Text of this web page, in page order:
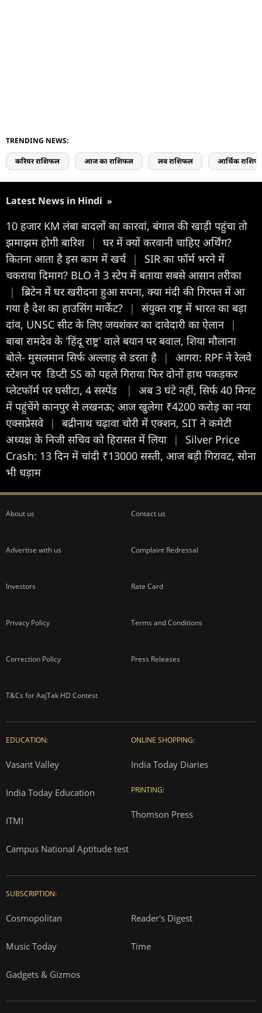
TRENDING NEWS:
करियर राशिफल आज का राशिफल लव राशिफल आर्थिक
Latest News in Hindi »
10 हजार KM लंबा बादलों का कारवां, बंगाल की खाड़ी पहुंचा तो
झमाझम होगी बारिश |
घर में क्यों करवानी चाहिए अर्थिंग?
कितना आता है इस काम में खर्च |
SIR का फॉर्म भरने में
चकराया दिमाग? BLO ने 3 स्टेप में बताया सबसे आसान तरीका
|
ब्रिटेन में घर खरीदना हुआ सपना, क्या मंदी की गिरफ्त में आ
गया है देश का हाउसिंग मार्केट?
|
संयुक्त राष्ट्र में भारत का बड़ा
दांव, UNSC सीट के लिए जयशंकर का दावेदारी का ऐलान |
बाबा रामदेव के 'हिंदू राष्ट्र' वाले बयान पर बवाल, शिया मौलाना
बोले- मुसलमान सिर्फ अल्लाह से डरता है
|
आगरा: RPF ने रेलवे
स्टेशन पर डिप्टी SS को पहले गिराया फिर दोनों हाथ पकड़कर
प्लेटफॉर्म पर घसीटा, 4 सस्पेंड
|
अब 3 घंटे नहीं, सिर्फ 40 मिनट
में पहुंचेंगे कानपुर से लखनऊ; आज खुलेगा ₹4200 करोड़ का नया
एक्सप्रेसवे |
बद्रीनाथ चढ़ावा चोरी में एक्शन, SIT ने कमेटी
अध्यक्ष के निजी सचिव को हिरासत में लिया
|
Silver Price
Crash: 13 दिन में चांदी ₹13000 सस्ती, आज बड़ी गिरावट, सोना
भी धड़ाम
About us Contact us
Advertise with us Complaint Redressal
Investors Rate Card
Privacy Policy Terms and Conditions
Correction Policy Press Releases
T&Cs for AajTak HD Contest
EDUCATION:
Vasant Valley
India Today Education
ITMI
Campus National Aptitude test
ONLINE SHOPPING:
India Today Diaries
PRINTING:
Thomson Press
SUBSCRIPTION:
Cosmopolitan Reader's Digest
Music Today Time
Gadgets & Gizmos